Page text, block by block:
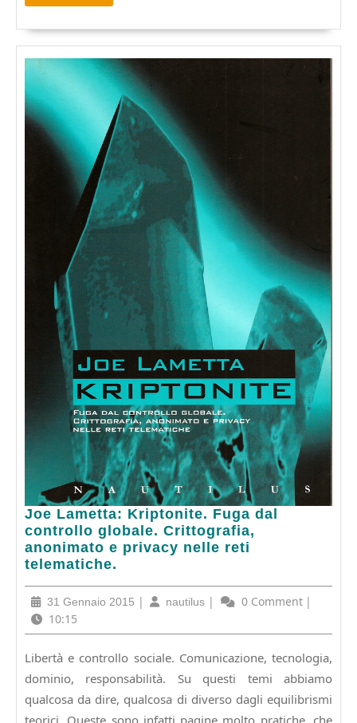
Joe Lametta: Kriptonite. Fuga dal
controllo globale. Crittografia,
anonimato e privacy nelle reti
telematiche.
Joe
Lametta:
Kriptonite.
Fuga
controllo
globale.
Crittografia,
e
privacy
nelle
reti
31 Gennaio 2015 31
2015
| nautilus nautilus
| 0 Comment |
10:15
Libertà e controllo sociale. Comunicazione, tecnologia,
dominio, responsabilità. Su questi temi abbiamo
qualcosa da dire, qualcosa di diverso dagli equilibrismi
teorici. Queste sono infatti pagine molto pratiche, che